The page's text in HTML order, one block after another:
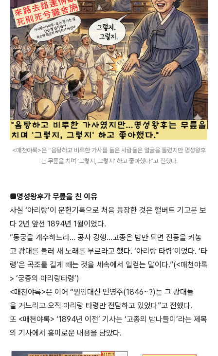
<매천야록>은 “음탕하고 비루한 가사를 들은 사람들은 얼굴을 돌렸지만 명성왕후
는 무릎을 치며 ‘그렇지, 그렇지’ 하고 좋아했다”고 전했다.
■명성왕후가 무릎을 친 이유
사실 ‘아리랑’이 문헌기록으로 처음 등장한 것은 헐버트 기고문 보
다 2년 앞선 1894년 1월이었다.
“동궁을 개수하느라… 공사 강행…고종은 밤만 되면 전등을 켜놓
고 광대를 불러 새 노래를 부르라고 했다. ‘아리랑 타령’이었다. ‘타
령’은 곡조를 길게 빼는 것을 세속에서 일컫는 말이다.”(<매천야록
> ‘궁중의 아리랑타령’)
<매천야록>은 이어 “원임대신 민영주(1846~?)는 그 광대들
을 거느리고 오직 아리랑 타령만 전담하고 있었다”고 전했다.
또 <매천야록> ‘1894년 이전’ 기사는 ‘고종의 밤나들이’라는 제목
의 기사에서 흥미로운 내용을 담았다.